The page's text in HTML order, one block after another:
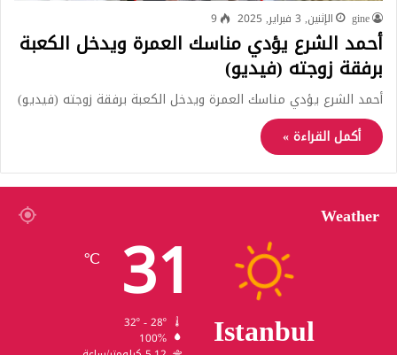
gine الإثنين, 3 فبراير, 2025 9
أحمد الشرع يؤدي مناسك العمرة ويدخل الكعبة
برفقة زوجته (فيديو)
أحمد الشرع يؤدي مناسك العمرة ويدخل الكعبة برفقة زوجته (فيديو)
أكمل القراءة »
Weather
Istanbul
31
℃
100%